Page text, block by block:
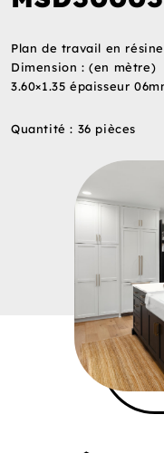
Plan de travail en
Dimension : (en mètre)
3.60×1.35 épaisseur
Quantité : 36 pièces